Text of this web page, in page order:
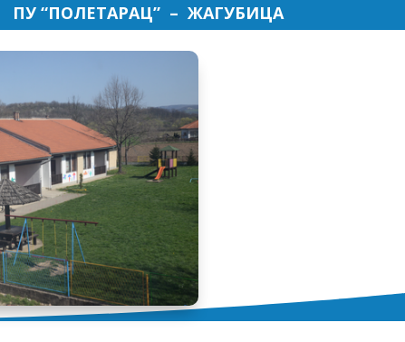
ПУ “ПОЛЕТАРАЦ” – ЖАГУБИЦА